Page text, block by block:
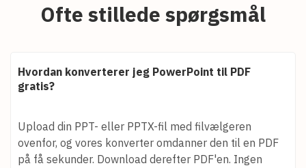
Ofte stillede spørgsmål
Hvordan konverterer jeg PowerPoint til PDF
gratis?
Upload din PPT- eller PPTX-fil med filvælgeren
ovenfor, og vores konverter omdanner den til en PDF
på få sekunder. Download derefter PDF'en. Ingen